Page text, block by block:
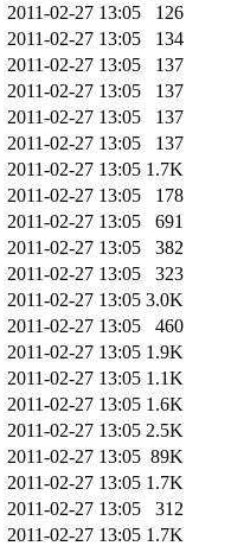
2011-02-27 13:05
126
2011-02-27 13:05
134
2011-02-27 13:05
137
2011-02-27 13:05
137
2011-02-27 13:05
137
2011-02-27 13:05
137
2011-02-27 13:05 1.7K
2011-02-27 13:05
178
2011-02-27 13:05
691
2011-02-27 13:05
382
2011-02-27 13:05
323
2011-02-27 13:05 3.0K
2011-02-27 13:05
460
2011-02-27 13:05 1.9K
2011-02-27 13:05 1.1K
2011-02-27 13:05 1.6K
2011-02-27 13:05 2.5K
2011-02-27 13:05 89K
2011-02-27 13:05 1.7K
2011-02-27 13:05
312
2011-02-27 13:05 1.7K